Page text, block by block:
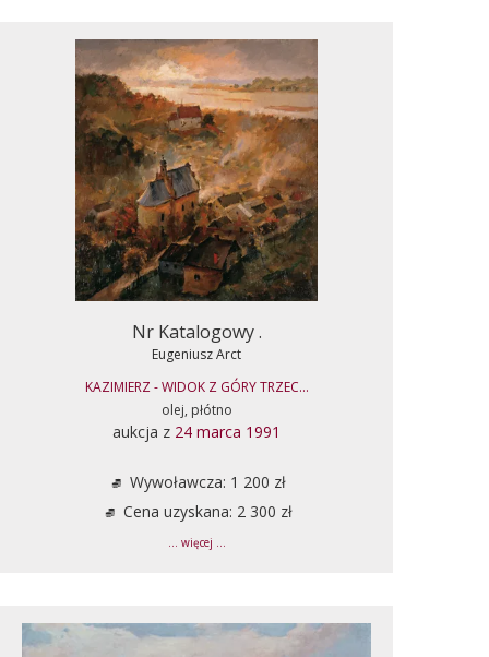
Nr Katalogowy .
Eugeniusz Arct
KAZIMIERZ - WIDOK Z GÓRY TRZEC...
olej, płótno
aukcja z 24 marca 1991
Wywoławcza: 1 200 zł
Cena uzyskana: 2 300 zł
... więcej ...